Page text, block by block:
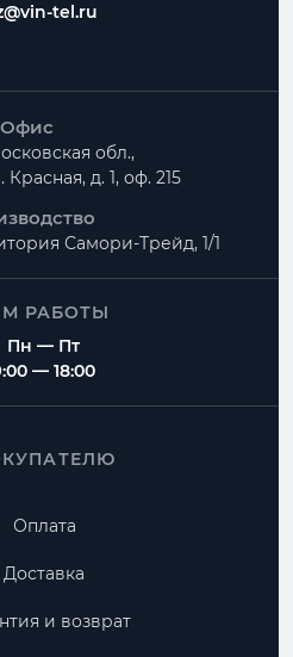
tel.ru
Офис
обл.,
д. 1, оф. 215
Самори-Трейд, 1/1
РАБОТЫ
Пн — Пт
— 18:00
Оплата
Доставка
и возврат